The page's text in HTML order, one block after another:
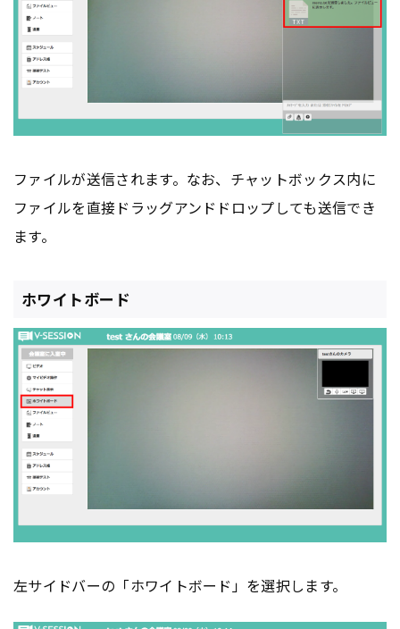
ファイルが送信されます。なお、チャットボックス内に
ファイルを直接ドラッグアンドドロップしても送信でき
ます。
ホワイトボード
左サイドバーの「ホワイトボード」を選択します。